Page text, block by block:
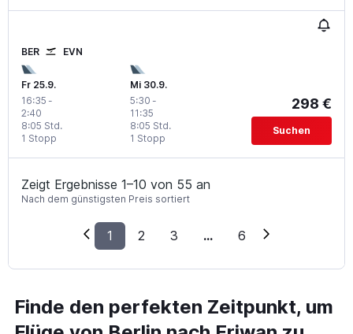
BER EVN
Fr 25.9.
16:35 -
2:40
1 Stopp
8:05 Std.
Mi 30.9.
5:30 -
11:35
1 Stopp
8:05 Std.
298 €
Suchen
Zeigt Ergebnisse 1–10 von 55 an
Nach dem günstigsten Preis sortiert
1 2 3 ... 6
Finde den perfekten Zeitpunkt, um